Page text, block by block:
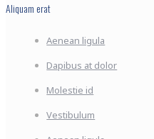
Aliquam erat
Aenean ligula
Dapibus at dolor
Molestie id
Vestibulum